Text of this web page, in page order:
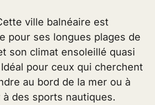
ville balnéaire est
pour ses longues plages de
son climat ensoleillé quasi
pour ceux qui cherchent
au bord de la mer ou à
à des sports nautiques.